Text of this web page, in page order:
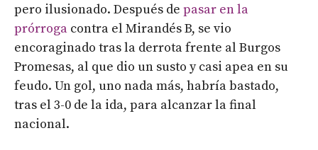
pero ilusionado. Después de pasar en la
prórroga contra el Mirandés B, se vio
encoraginado tras la derrota frente al Burgos
Promesas, al que dio un susto y casi apea en su
feudo. Un gol, uno nada más, habría bastado,
tras el 3-0 de la ida, para alcanzar la final
nacional.